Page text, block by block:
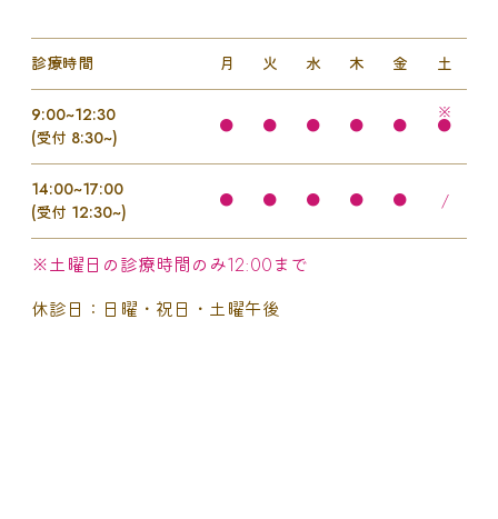
診療時間 月 火 水 木 金 土
9:00~12:30
(受付 8:30~)
● ● ● ● ● ●
14:00~17:00
(受付 12:30~)
● ● ● ● ● /
※土曜日の診療時間のみ12:00まで
休診日：日曜・祝日・土曜午後